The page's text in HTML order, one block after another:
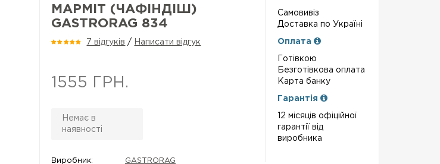
МАРМІТ (ЧАФІНДІШ)
GASTRORAG 834
7 відгуків / Написати відгук
1555 ГРН.
Немає в
наявності
Виробник:
GASTRORAG
Самовивіз
Доставка по Україні
Оплата
Готівкою
Безготівкова оплата
Карта банку
Гарантія
12 місяців офіційної
гарантії від
виробника